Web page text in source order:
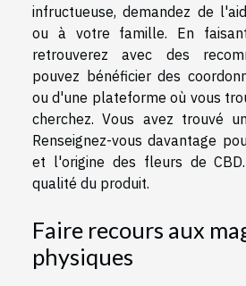
infructueuse, demandez de
ou à votre famille. En
retrouverez avec des
pouvez bénéficier des
ou d'une plateforme où vous
cherchez. Vous avez trouvé
Renseignez-vous davantage
et l'origine des fleurs de
qualité du produit.
Faire recours aux
physiques